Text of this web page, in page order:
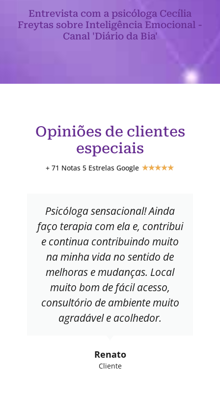
Entrevista com a psicóloga Cecília
Freytas sobre Inteligência Emocional -
Canal 'Diário da Bia'
Opiniões de clientes
especiais
+ 71 Notas 5 Estrelas Google ★★★★★
Psicóloga sensacional! Ainda
faço terapia com ela e, contribui
e continua contribuindo muito
na minha vida no sentido de
melhoras e mudanças. Local
muito bom de fácil acesso,
consultório de ambiente muito
agradável e acolhedor.
Renato
Cliente